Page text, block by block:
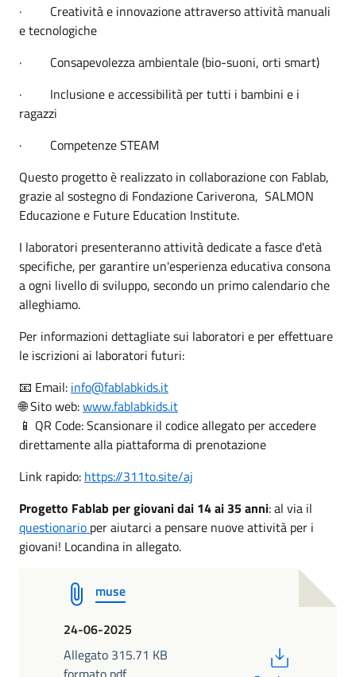
· Creatività e innovazione attraverso attività manuali
e tecnologiche
· Consapevolezza ambientale (bio-suoni, orti smart)
· Inclusione e accessibilità per tutti i bambini e i
ragazzi
· Competenze STEAM
Questo progetto è realizzato in collaborazione con Fablab,
grazie al sostegno di Fondazione Cariverona, SALMON
Educazione e Future Education Institute.
I laboratori presenteranno attività dedicate a fasce d'età
specifiche, per garantire un'esperienza educativa consona
a ogni livello di sviluppo, secondo un primo calendario che
alleghiamo.
Per informazioni dettagliate sui laboratori e per effettuare
le iscrizioni ai laboratori futuri:
📧 Email: info@fablabkids.it
🌐 Sito web:www.fablabkids.it
📱 QR Code: Scansionare il codice allegato per accedere
direttamente alla piattaforma di prenotazione
Link rapido: https://311to.site/aj
Progetto Fablab per giovani dai 14 ai 35 anni: al via il
questionario per aiutarci a pensare nuove attività per i
giovani! Locandina in allegato.
muse
24-06-2025
Allegato 315.71 KB